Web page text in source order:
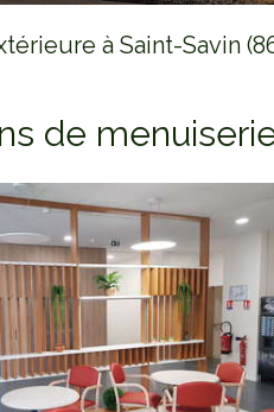
à Saint-Savin
de